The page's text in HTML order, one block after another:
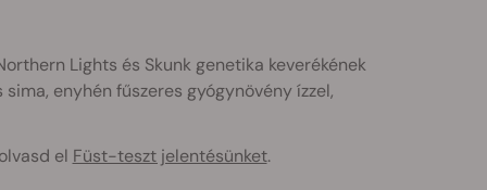
Lights és Skunk genetika keverékének
enyhén fűszeres gyógynövény ízzel,
el Füst-teszt jelentésünket.